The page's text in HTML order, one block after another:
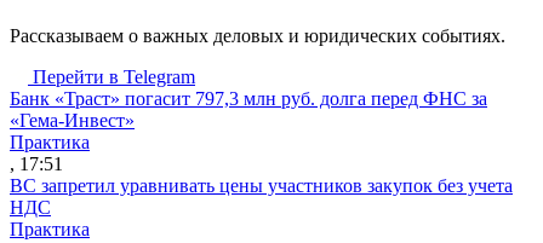
Рассказываем о важных деловых и юридических событиях.
Перейти в Telegram
Банк «Траст» погасит 797,3 млн руб. долга перед ФНС за
«Гема-Инвест»
Практика
, 17:51
ВС запретил уравнивать цены участников закупок без учета
НДС
Практика